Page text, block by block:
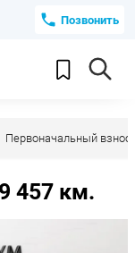
Позвонить
Первоначальный взнос
457 км.